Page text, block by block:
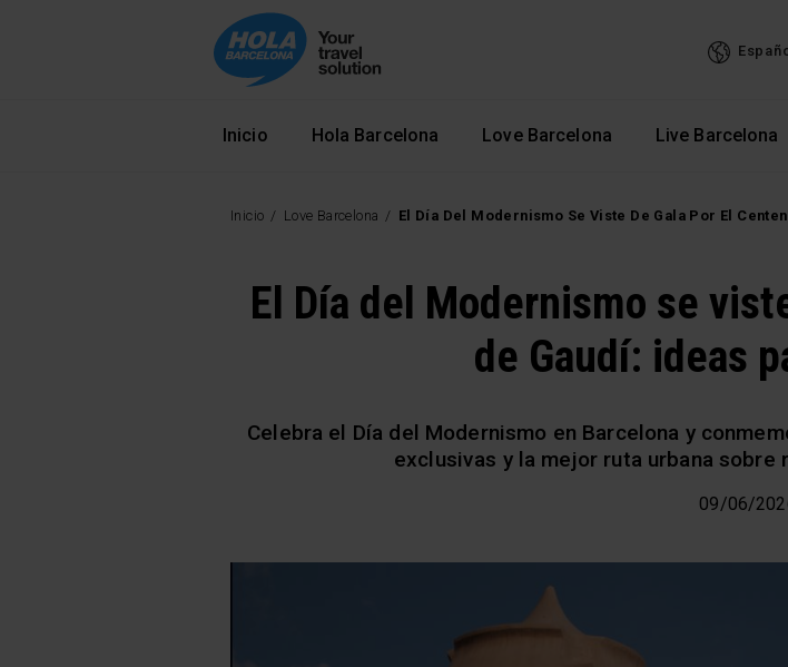
Navegació principal
Inicio Hola Barcelona Love Barcelona Live Barcelona
Inicio Love Barcelona El Día Del Modernismo Se Viste De Gala Por El
El Día del Modernismo se
de Gaudí: ideas
Celebra el Día del Modernismo en Barcelona y
exclusivas y la mejor ruta urbana sobre
09/06/